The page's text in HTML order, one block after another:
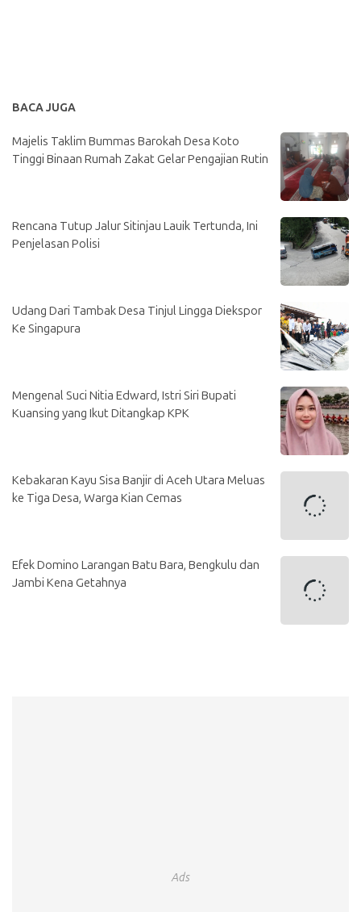
BACA JUGA
Majelis Taklim Bummas Barokah Desa Koto
Tinggi Binaan Rumah Zakat Gelar Pengajian Rutin
Rencana Tutup Jalur Sitinjau Lauik Tertunda, Ini
Penjelasan Polisi
Udang Dari Tambak Desa Tinjul Lingga Diekspor
Ke Singapura
Mengenal Suci Nitia Edward, Istri Siri Bupati
Kuansing yang Ikut Ditangkap KPK
Kebakaran Kayu Sisa Banjir di Aceh Utara Meluas
ke Tiga Desa, Warga Kian Cemas
Efek Domino Larangan Batu Bara, Bengkulu dan
Jambi Kena Getahnya
Ads